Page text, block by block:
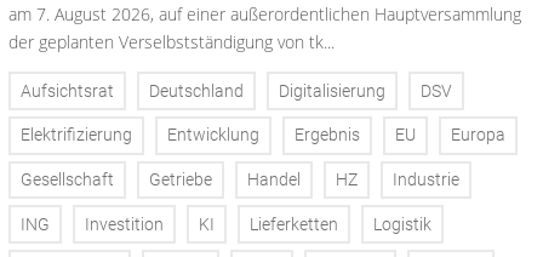
am 7. August 2026, auf einer außerordentlichen Hauptversammlung
der geplanten Verselbstständigung von tk...
Aufsichtsrat Deutschland Digitalisierung DSV
Elektrifizierung Entwicklung Ergebnis EU Europa
Gesellschaft Getriebe Handel HZ Industrie
ING Investition KI Lieferketten Logistik